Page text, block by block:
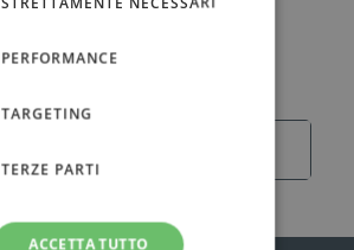
Librerie
PERFORMANCE
TARGETING
TERZE PARTI
ACCETTA TUTTO